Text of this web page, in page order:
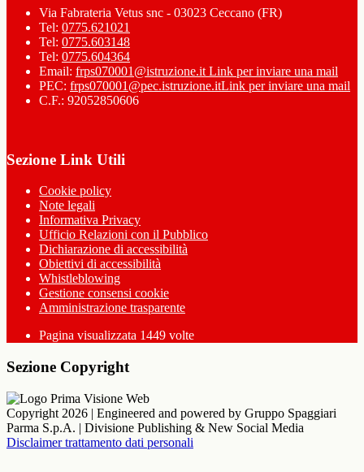
Via Fabrateria Vetus snc - 03023 Ceccano (FR)
Tel: 0775.621021
Tel: 0775.603148
Tel: 0775.604364
Email: frps070001@istruzione.it Link per inviare una mail
PEC: frps070001@pec.istruzione.itLink per inviare una mail
C.F.: 92052850606
Sezione Link Utili
Cookie policy
Note legali
Informativa Privacy
Ufficio Relazioni con il Pubblico
Dichiarazione di accessibilità
Obiettivi di accessibilità
Whistleblowing
Gestione consensi cookie
Amministrazione trasparente
Pagina visualizzata 1449 volte
Sezione Copyright
Copyright 2026 | Engineered and powered by Gruppo Spaggiari
Parma S.p.A. | Divisione Publishing & New Social Media
Disclaimer trattamento dati personali